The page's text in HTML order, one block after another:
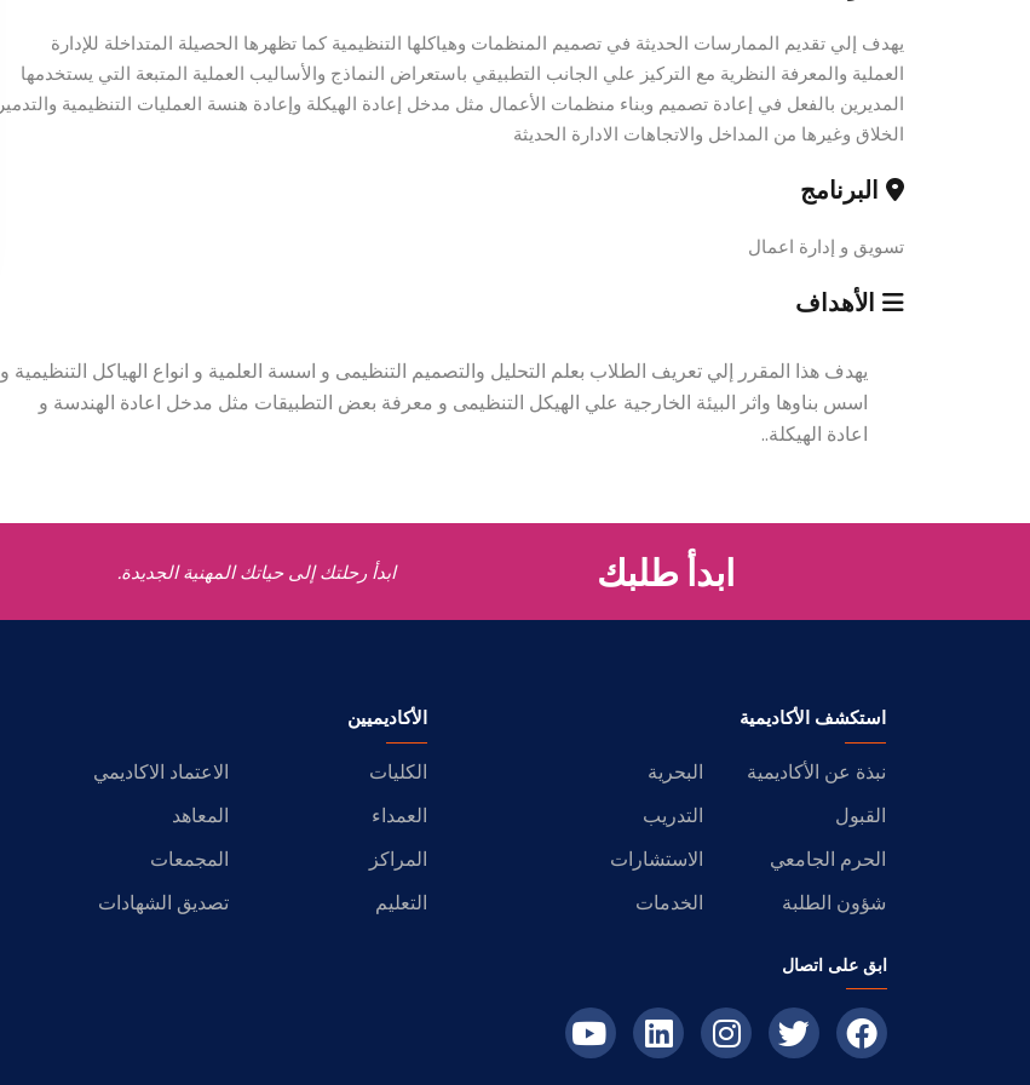
يهدف إلي تقديم الممارسات الحديثة في تصميم المنظمات وهياكلها التنظيمية كما تظهرها الحصيلة المتداخلة للإدارة
العملية والمعرفة النظرية مع التركيز علي الجانب التطبيقي باستعراض النماذج والأساليب العملية المتبعة التي يستخدمها
المديرين بالفعل في إعادة تصميم وبناء منظمات الأعمال مثل مدخل إعادة الهيكلة وإعادة هنسة العمليات التنظيمية والتدمير
الخلاق وغيرها من المداخل والاتجاهات الادارة الحديثة
البرنامج
تسويق و إدارة اعمال
الأهداف
يهدف هذا المقرر إلي تعريف الطلاب بعلم التحليل والتصميم التنظيمى و اسسة العلمية و انواع الهياكل التنظيمية و
اسس بناوها واثر البيئة الخارجية علي الهيكل التنظيمى و معرفة بعض التطبيقات مثل مدخل اعادة الهندسة و
اعادة الهيكلة..
ابدأ طلبك ابدأ رحلتك إلى حياتك المهنية الجديدة.
استكشف الأكاديمية
نبذة عن الأكاديمية
البحرية
القبول
التدريب
الحرم الجامعي
الاستشارات
شؤون الطلبة
الخدمات
الأكاديميين
الكليات
الاعتماد الاكاديمي
العمداء
المعاهد
المراكز
المجمعات
التعليم
تصديق الشهادات
ابق على اتصال